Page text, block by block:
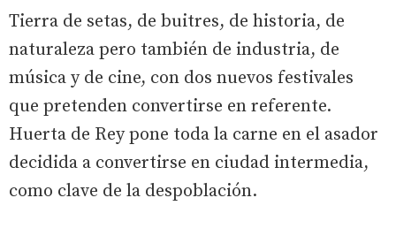
Tierra de setas, de buitres, de historia, de
naturaleza pero también de industria, de
música y de cine, con dos nuevos festivales
que pretenden convertirse en referente.
Huerta de Rey pone toda la carne en el asador
decidida a convertirse en ciudad intermedia,
como clave de la despoblación.